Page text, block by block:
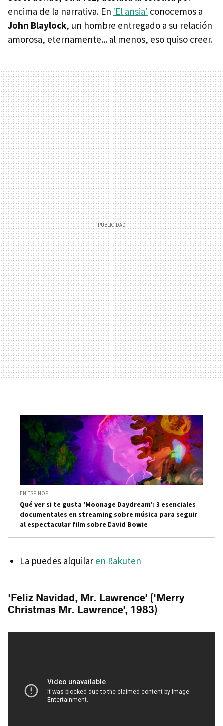
encima de la narrativa. En 'El ansia' conocemos a
John Blaylock, un hombre entregado a su relación
amorosa, eternamente... al menos, eso quiso creer.
EN ESPINOF
Qué ver si te gusta 'Moonage Daydream': 3 esenciales
documentales en streaming sobre música para seguir
al espectacular film sobre David Bowie
La puedes alquilar en Rakuten
'Feliz Navidad, Mr. Lawrence' ('Merry
Christmas Mr. Lawrence', 1983)